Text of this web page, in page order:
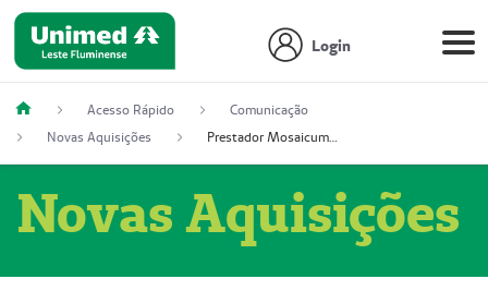
Login
Acesso Rápido
Comunicação
Novas Aquisições
Prestador Mosaicum Espaço Clínico Eireli (51004355-5)
Novas Aquisições